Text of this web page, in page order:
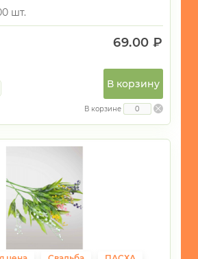
шт.
69.00 ₽
В корзину
В корзине